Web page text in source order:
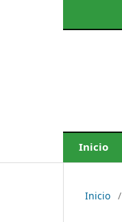
Inicio
Inicio /